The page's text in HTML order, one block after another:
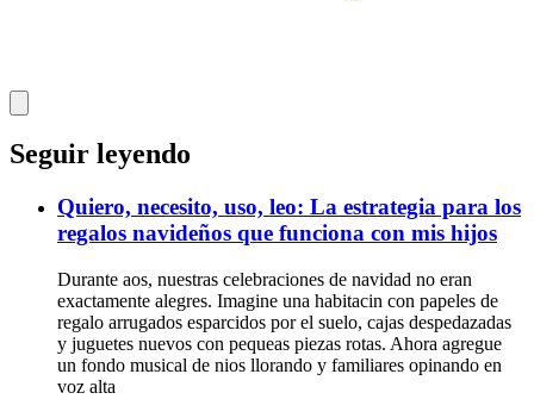
Seguir leyendo
Quiero, necesito, uso, leo: La estrategia para los
regalos navideños que funciona con mis hijos
Durante aos, nuestras celebraciones de navidad no eran
exactamente alegres. Imagine una habitacin con papeles de
regalo arrugados esparcidos por el suelo, cajas despedazadas
y juguetes nuevos con pequeas piezas rotas. Ahora agregue
un fondo musical de nios llorando y familiares opinando en
voz alta